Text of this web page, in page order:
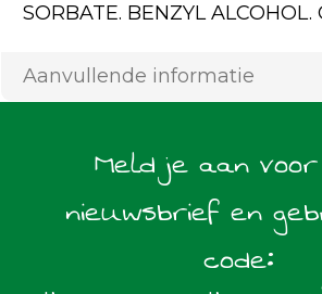
SORBATE. BENZYL ALCOHOL.
Aanvullende informatie
Meld je aan
nieuwsbrief en
code: